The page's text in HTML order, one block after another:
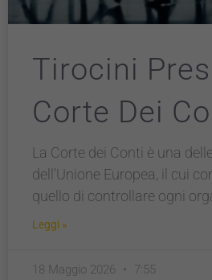
Tirocini
Corte Dei
La Corte dei Conti è una
dell’Unione Europea, il cui
quello di controllare ogni
Leggi »
18 Maggio 2026 7:55